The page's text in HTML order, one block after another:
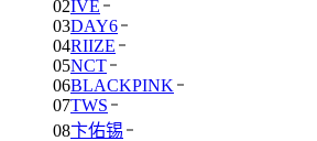
02IVE
03DAY6
04RIIZE
05NCT
06BLACKPINK
07TWS
08卞佑锡